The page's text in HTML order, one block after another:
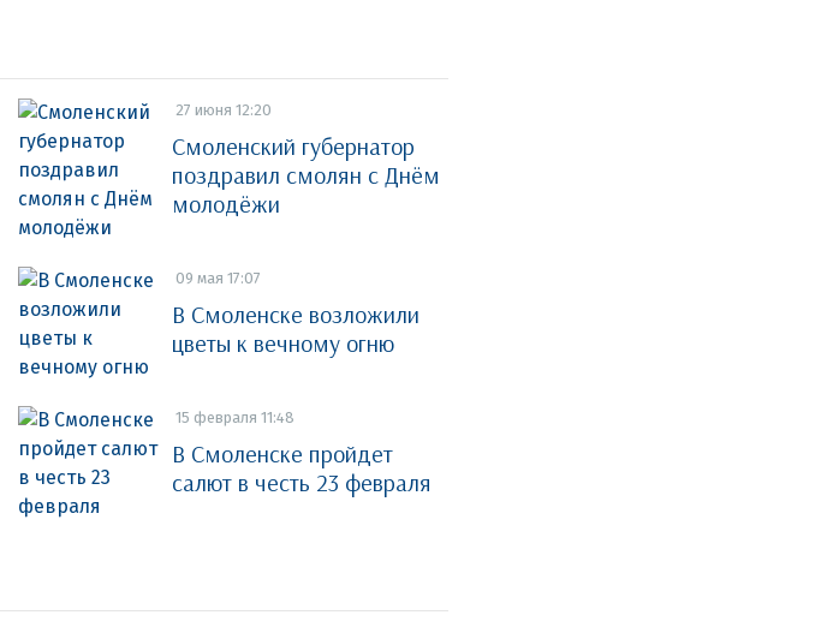
27 июня 12:20
Смоленский губернатор
поздравил смолян с Днём
молодёжи
09 мая 17:07
В Смоленске возложили
цветы к вечному огню
15 февраля 11:48
В Смоленске пройдет
салют в честь 23 февраля